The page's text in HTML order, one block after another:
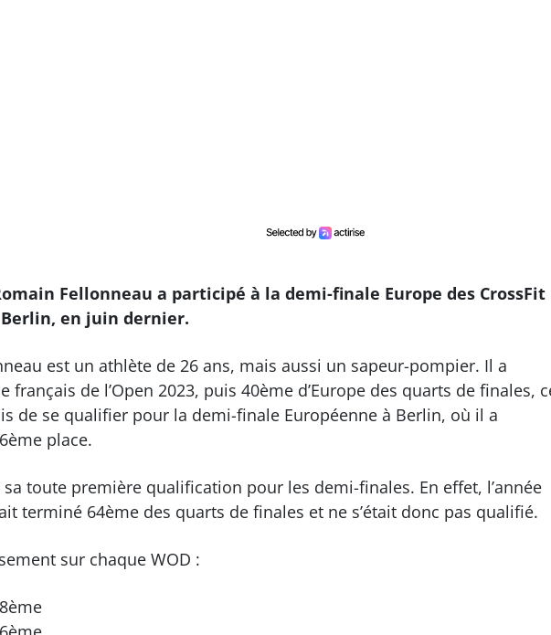
Fellonneau a participé à la demi-finale Europe des CrossFit
en juin dernier.
est un athlète de 26 ans, mais aussi un sapeur-pompier. Il a
français de l’Open 2023, puis 40ème d’Europe des quarts de finales,
de se qualifier pour la demi-finale Européenne à Berlin, où il a
place.
sa toute première qualification pour les demi-finales. En effet, l’année
terminé 64ème des quarts de finales et ne s’était donc pas qualifié.
sur chaque WOD :